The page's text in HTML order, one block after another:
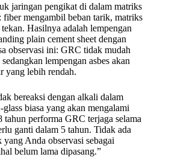
jaringan pengikat di dalam matriks
fiber mengambil beban tarik, matriks
Hasilnya adalah lempengan
plain cement sheet dengan
observasi ini: GRC tidak mudah
lempengan asbes akan
yang lebih rendah.
bereaksi dengan alkali dalam
biasa yang akan mengalami
tahun performa GRC terjaga selama
ganti dalam 5 tahun. Tidak ada
Anda observasi sebagai
belum lama dipasang.”